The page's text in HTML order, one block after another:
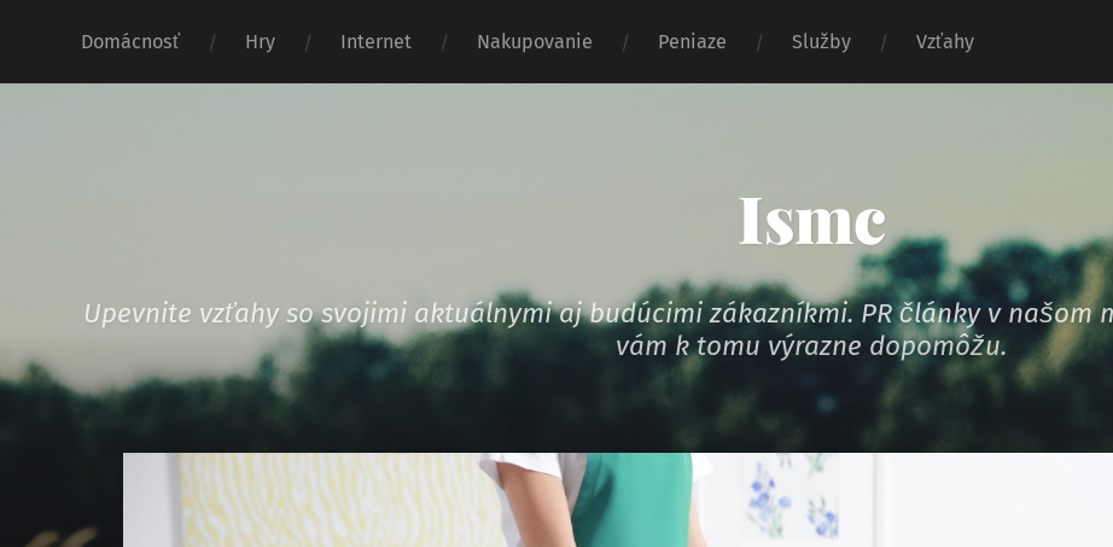
Domácnosť Hry Internet Nakupovanie Peniaze Služby Vzťahy
Ismc
Upevnite vzťahy so svojimi aktuálnymi aj budúcimi zákazníkmi. PR články v našom
vám k tomu výrazne dopomôžu.